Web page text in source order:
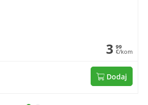
3 99
€/kom
Dodaj